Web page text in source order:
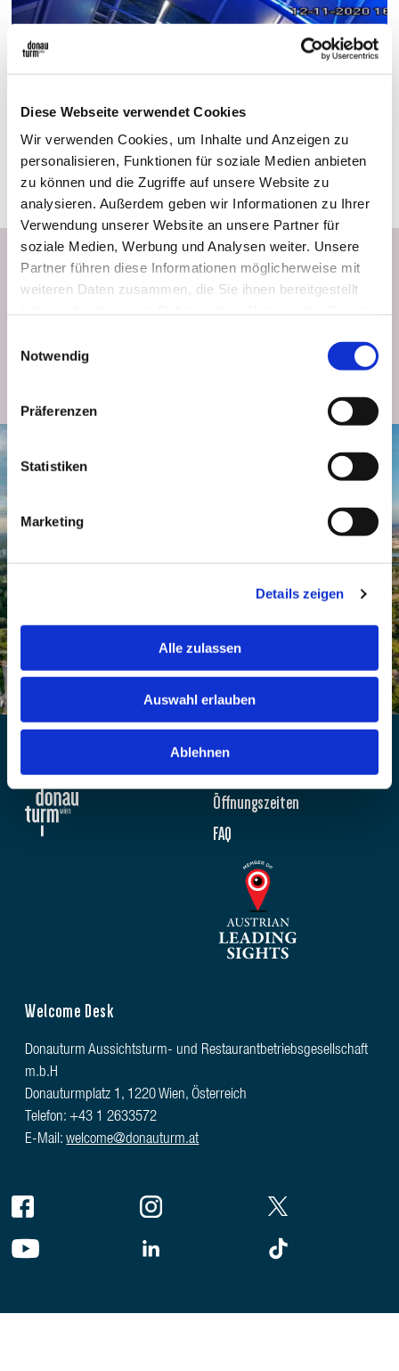
Diese Webseite verwendet Cookies
Wir verwenden Cookies, um Inhalte und Anzeigen zu
personalisieren, Funktionen für soziale Medien anbieten
zu können und die Zugriffe auf unsere Website zu
analysieren. Außerdem geben wir Informationen zu Ihrer
Verwendung unserer Website an unsere Partner für
soziale Medien, Werbung und Analysen weiter. Unsere
Partner führen diese Informationen möglicherweise mit
weiteren Daten zusammen, die Sie ihnen bereitgestellt
Notwendig
Präferenzen
Statistiken
Marketing
Details zeigen
Alle zulassen
Auswahl erlauben
Ablehnen
Newsletter abonnieren
Bleiben wir in Kontakt: Melden Sie sich für den Donauturm Newsletter an
und erhalten Sie Neuigkeiten, Angebote und Highlights direkt per E-Mail.
Impressum
Öffnungszeiten
FAQ
Welcome Desk
Donauturm Aussichtsturm- und Restaurantbetriebsgesellschaft
m.b.H
Donauturmplatz 1, 1220 Wien, Österreich
Telefon: +43 1 2633572
E-Mail:welcome@donauturm.at